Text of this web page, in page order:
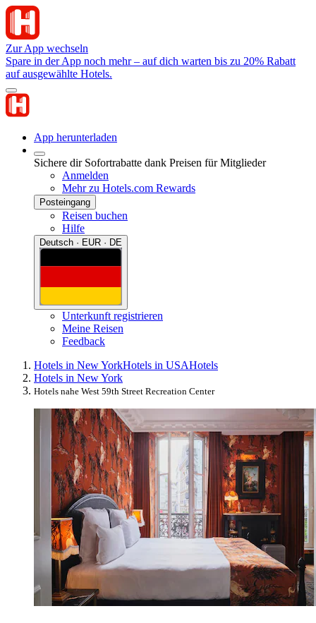
Zur App wechseln
Spare in der App noch mehr – auf dich warten bis zu 20% Rabatt
auf ausgewählte Hotels.
App herunterladen
Sichere dir Sofortrabatte dank Preisen für Mitglieder
Anmelden
Mehr zu Hotels.com Rewards
Posteingang
Reisen buchen
Hilfe
Deutsch · EUR · DE
Unterkunft registrieren
Meine Reisen
Feedback
Hotels in New YorkHotels in USAHotels
Hotels in New York
Hotels nahe West 59th Street Recreation Center